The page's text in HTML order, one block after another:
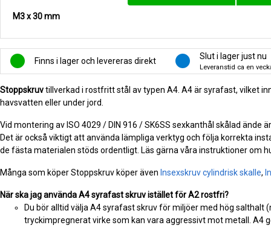
M3 x 30 mm
Finns i lager och levereras direkt Slut i lager just nu
Leveranstid ca en
Stoppskruvtillverkad i rostfritt stål av typen A4. A4 är syrafast, vilket
havsvatten eller under jord.
Vid montering av ISO 4029 / DIN 916 / SK6SS sexkanthål skålad
Det är också viktigt att använda lämpliga verktyg och följa korrekta
de fästa materialen stöds ordentligt. Läs gärna våra instruktioner om
Många som köper Stoppskruv köper även Insexskruv cylindrisk skalle,
När ska jag använda A4 syrafast skruv istället för A2 rostfri?
Du bör alltid välja A4 syrafast skruv för miljöer med hög salthalt
tryckimpregnerat virke som kan vara aggressivt mot metall. A4